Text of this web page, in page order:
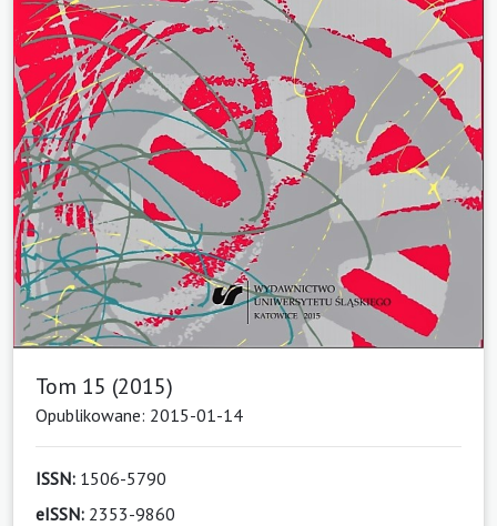
Tom 15 (2015)
Opublikowane: 2015-01-14
ISSN: 1506-5790
eISSN: 2353-9860